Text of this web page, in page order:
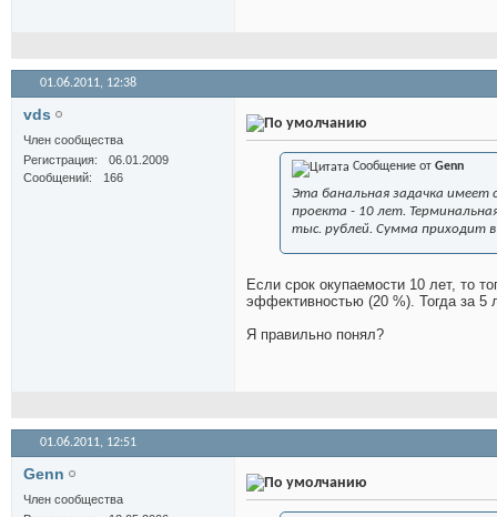
01.06.2011, 12:38
vds
Член сообщества
Регистрация
06.01.2009
Сообщений
166
Сообщение от Genn
Эта банальная задачка имеет
проекта - 10 лет.
тыс. рублей. Сумма приходит в
Если срок окупаемости 10 лет, то
эффективностью (20 %). Тогда за 5
Я правильно понял?
01.06.2011, 12:51
Genn
Член сообщества